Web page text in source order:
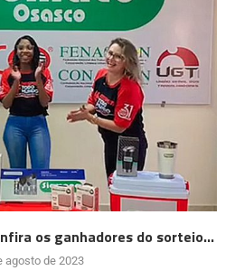
os ganhadores do sorteio...
agosto de 2023